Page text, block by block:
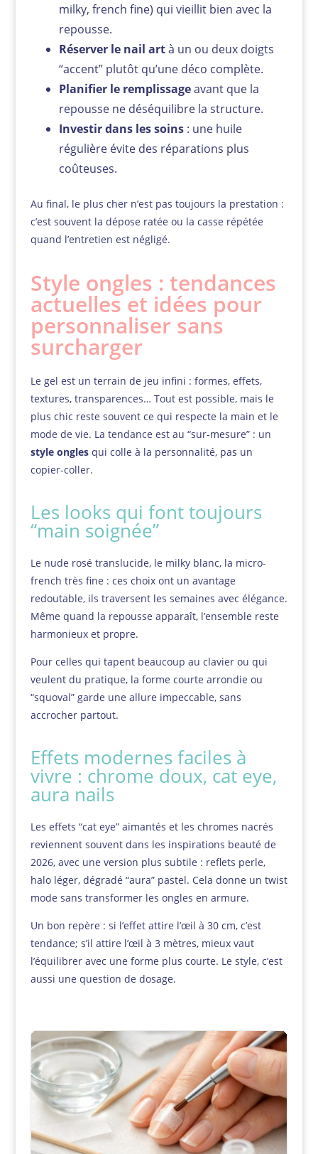
milky, french fine) qui vieillit bien avec la
repousse.
Réserver le nail artà un ou deux doigts
“accent” plutôt qu’une déco complète.
Planifier le remplissageavant que la
repousse ne déséquilibre la structure.
Investir dans les soins: une huile
régulière évite des réparations plus
coûteuses.
Au final, le plus cher n’est pas toujours la prestation :
c’est souvent la dépose ratée ou la casse répétée
quand l’entretien est négligé.
Style ongles : tendances
actuelles et idées pour
personnaliser sans
surcharger
Le gel est un terrain de jeu infini : formes, effets,
textures, transparences… Tout est possible, mais le
plus chic reste souvent ce qui respecte la main et le
mode de vie. La tendance est au “sur-mesure” : un
style onglesqui colle à la personnalité, pas un
copier-coller.
Les looks qui font toujours
“main soignée”
Le nude rosé translucide, le milky blanc, la micro-
french très fine : ces choix ont un avantage
redoutable, ils traversent les semaines avec élégance.
Même quand la repousse apparaît, l’ensemble reste
harmonieux et propre.
Pour celles qui tapent beaucoup au clavier ou qui
veulent du pratique, la forme courte arrondie ou
“squoval” garde une allure impeccable, sans
accrocher partout.
Effets modernes faciles à
vivre : chrome doux, cat eye,
aura nails
Les effets “cat eye” aimantés et les chromes nacrés
reviennent souvent dans les inspirations beauté de
2026, avec une version plus subtile : reflets perle,
halo léger, dégradé “aura” pastel. Cela donne un twist
mode sans transformer les ongles en armure.
Un bon repère : si l’effet attire l’œil à 30 cm, c’est
tendance; s’il attire l’œil à 3 mètres, mieux vaut
l’équilibrer avec une forme plus courte. Le style, c’est
aussi une question de dosage.